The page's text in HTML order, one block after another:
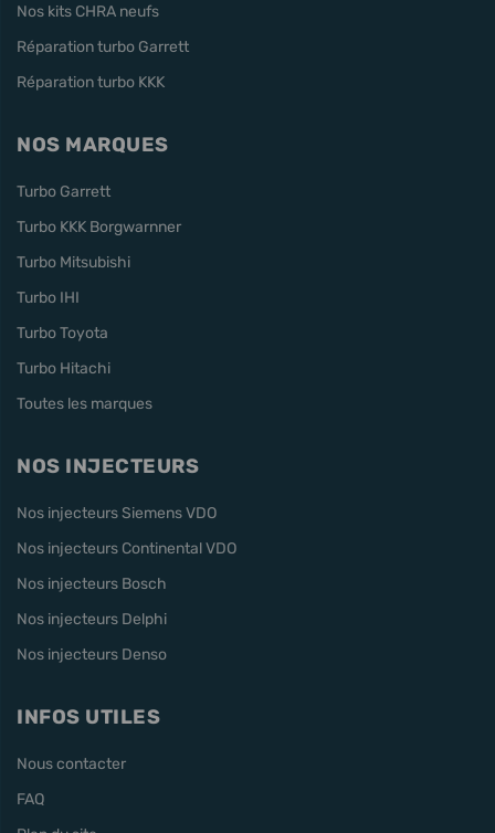
Nos kits CHRA neufs
Réparation turbo Garrett
Réparation turbo KKK
NOS MARQUES
Turbo Garrett
Turbo KKK Borgwarnner
Turbo Mitsubishi
Turbo IHI
Turbo Toyota
Turbo Hitachi
Toutes les marques
NOS INJECTEURS
Nos injecteurs Siemens VDO
Nos injecteurs Continental VDO
Nos injecteurs Bosch
Nos injecteurs Delphi
Nos injecteurs Denso
INFOS UTILES
Nous contacter
FAQ